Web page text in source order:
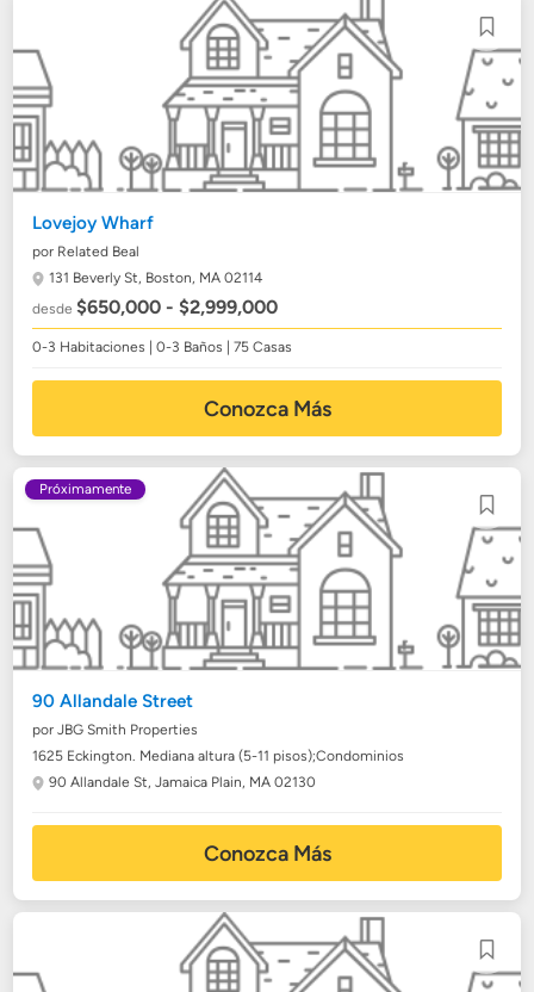
Lovejoy Wharf
por Related Beal
131 Beverly St, Boston, MA 02114
desde$650,000 - $2,999,000
0-3 Habitaciones | 0-3 Baños | 75 Casas
Conozca Más
Próximamente
90 Allandale Street
por JBG Smith Properties
1625 Eckington. Mediana altura (5-11 pisos);Condominios
90 Allandale St,Jamaica Plain, MA 02130
Conozca Más